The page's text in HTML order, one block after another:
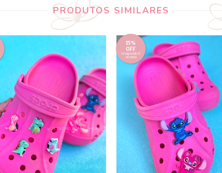
PRODUTOS SIMILARES
15%
OFF
comprando 4
ou mais